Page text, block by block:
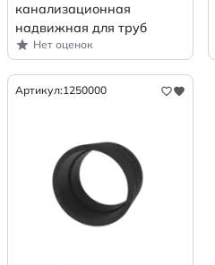
канализационная
надвижная для труб
Нет оценок
Артикул:1250000